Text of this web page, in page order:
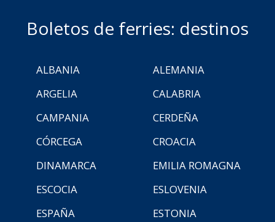
Boletos de ferries: destinos
ALBANIA
ALEMANIA
ARGELIA
CALABRIA
CAMPANIA
CERDEÑA
CÓRCEGA
CROACIA
DINAMARCA
EMILIA ROMAGNA
ESCOCIA
ESLOVENIA
ESPAÑA
ESTONIA